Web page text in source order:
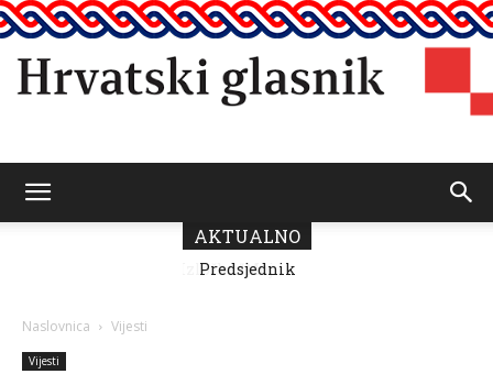
AKTUALNO
Predsjednik
Naslovnica Vijesti
Vijesti